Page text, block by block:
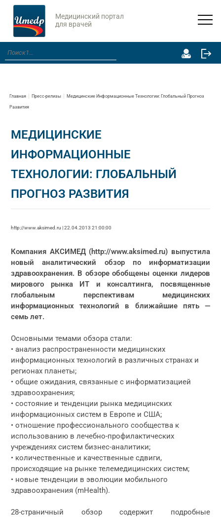
Медицинский портал
для врачей
Главная Пресс-релизы Медицинские Информационные Технологии: Глобальный Прогноз
Развития
МЕДИЦИНСКИЕ
ИНФОРМАЦИОННЫЕ
ТЕХНОЛОГИИ: ГЛОБАЛЬНЫЙ
ПРОГНОЗ РАЗВИТИЯ
http://www.aksimed.ru | 22.04.2013 21:00:00
Компания АКСИМЕД (http://www.aksimed.ru) выпустила
новый аналитический обзор по информатизации
здравоохранения. В обзоре обобщены оценки лидеров
мирового рынка ИТ и консалтинга, посвященные
глобальным перспективам медицинских
информационных технологий в ближайшие пять —
семь лет.
Основными темами обзора стали:
• анализ распространенности медицинских
информационных технологий в различных странах и
регионах планеты;
• общие ожидания, связанные с информатизацией
здравоохранения;
• состояние и тенденции рынка медицинских
информационных систем в Европе и США;
• отношение профессионального сообщества к
использованию в лечебно-профилактических
учреждениях систем бизнес-аналитики;
• количественные и качественные сдвиги,
происходящие на рынке телемедицинских систем;
• новые тенденции в эволюции мобильного
здравоохранения (mHealth).
28-страничный обзор содержит подробные